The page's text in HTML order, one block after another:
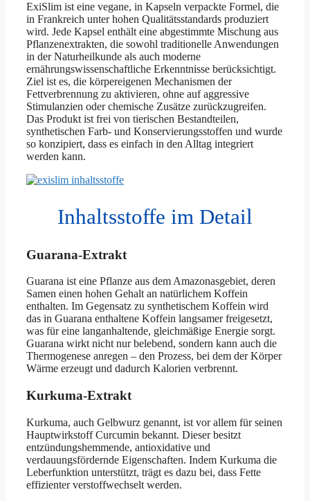
ExiSlim ist eine vegane, in Kapseln verpackte Formel, die
in Frankreich unter hohen Qualitätsstandards produziert
wird. Jede Kapsel enthält eine abgestimmte Mischung aus
Pflanzenextrakten, die sowohl traditionelle Anwendungen
in der Naturheilkunde als auch moderne
ernährungswissenschaftliche Erkenntnisse berücksichtigt.
Ziel ist es, die körpereigenen Mechanismen der
Fettverbrennung zu aktivieren, ohne auf aggressive
Stimulanzien oder chemische Zusätze zurückzugreifen.
Das Produkt ist frei von tierischen Bestandteilen,
synthetischen Farb- und Konservierungsstoffen und wurde
so konzipiert, dass es einfach in den Alltag integriert
werden kann.
Inhaltsstoffe im Detail
Guarana-Extrakt
Guarana ist eine Pflanze aus dem Amazonasgebiet, deren
Samen einen hohen Gehalt an natürlichem Koffein
enthalten. Im Gegensatz zu synthetischem Koffein wird
das in Guarana enthaltene Koffein langsamer freigesetzt,
was für eine langanhaltende, gleichmäßige Energie sorgt.
Guarana wirkt nicht nur belebend, sondern kann auch die
Thermogenese anregen – den Prozess, bei dem der Körper
Wärme erzeugt und dadurch Kalorien verbrennt.
Kurkuma-Extrakt
Kurkuma, auch Gelbwurz genannt, ist vor allem für seinen
Hauptwirkstoff Curcumin bekannt. Dieser besitzt
entzündungshemmende, antioxidative und
verdauungsfördernde Eigenschaften. Indem Kurkuma die
Leberfunktion unterstützt, trägt es dazu bei, dass Fette
effizienter verstoffwechselt werden.